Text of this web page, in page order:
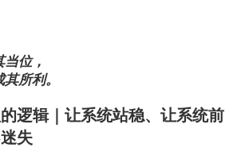
位，
所利。
逻辑｜让系统站稳、让系统前
失